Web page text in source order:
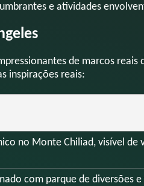
e atividades
de marcos reais
inspirações reais:
no Monte Chiliad, visível de
com parque de diversões e